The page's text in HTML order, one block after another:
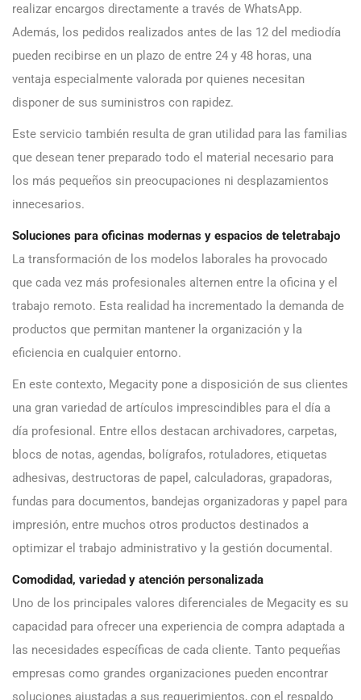
realizar encargos directamente a través de WhatsApp.
Además, los pedidos realizados antes de las 12 del mediodía
pueden recibirse en un plazo de entre 24 y 48 horas, una
ventaja especialmente valorada por quienes necesitan
disponer de sus suministros con rapidez.
Este servicio también resulta de gran utilidad para las familias
que desean tener preparado todo el material necesario para
los más pequeños sin preocupaciones ni desplazamientos
innecesarios.
Soluciones para oficinas modernas y espacios de teletrabajo
La transformación de los modelos laborales ha provocado
que cada vez más profesionales alternen entre la oficina y el
trabajo remoto. Esta realidad ha incrementado la demanda de
productos que permitan mantener la organización y la
eficiencia en cualquier entorno.
En este contexto, Megacity pone a disposición de sus clientes
una gran variedad de artículos imprescindibles para el día a
día profesional. Entre ellos destacan archivadores, carpetas,
blocs de notas, agendas, bolígrafos, rotuladores, etiquetas
adhesivas, destructoras de papel, calculadoras, grapadoras,
fundas para documentos, bandejas organizadoras y papel para
impresión, entre muchos otros productos destinados a
optimizar el trabajo administrativo y la gestión documental.
Comodidad, variedad y atención personalizada
Uno de los principales valores diferenciales de Megacity es su
capacidad para ofrecer una experiencia de compra adaptada a
las necesidades específicas de cada cliente. Tanto pequeñas
empresas como grandes organizaciones pueden encontrar
soluciones ajustadas a sus requerimientos, con el respaldo